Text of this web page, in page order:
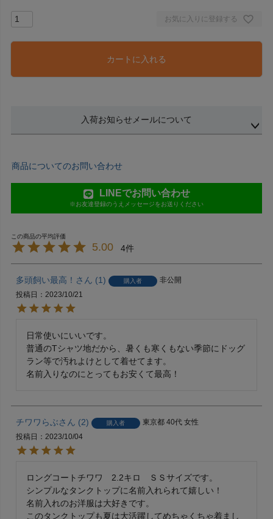
お気に入りに登録する
カートに入れる
入荷お知らせメールについて
商品についてのお問い合わせ
LINEでお問い合わせ
※お友達登録のうえメッセージをお送りください
5.00 4
多頭飼い最高！ 1 購入者
非公開
投稿日
2023/10/21
日常使いにいいです。
普通のTシャツ地だから、暑くも寒くもない季節にドッグ
ラン等で汚れよけとして着せてます。
名前入りなのにとってもお安くて最高！
チワワらぶ 2 購入者 東京都 40代 女性
投稿日
2023/10/04
ロングコートチワワ　2.2キロ　ＳＳサイズです。
シンプルなタンクトップに名前入れられて嬉しい！
名前入れのお洋服は大好きです。
このタンクトップも夏は大活躍してめちゃくちゃ着まし